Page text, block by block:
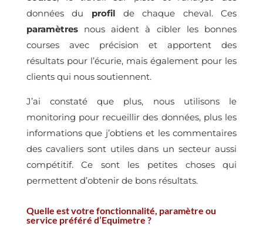
données du profil de chaque cheval. Ces
paramètresnous aident à cibler les bonnes
courses avec précision et apportent des
résultats pour l’écurie, mais également pour les
clients qui nous soutiennent.
J’ai constaté que plus, nous utilisons le
monitoring pour recueillir des données, plus les
informations que j’obtiens et les commentaires
des cavaliers sont utiles dans un secteur aussi
compétitif. Ce sont les petites choses qui
permettent d’obtenir de bons résultats.
Quelle est votre fonctionnalité, paramètre ou
service préféré d’Equimetre ?